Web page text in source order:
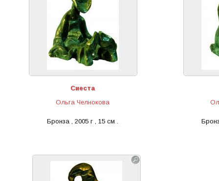
Сиеста
Ольга Челнокова
Бронза , 2005 г , 15 см .